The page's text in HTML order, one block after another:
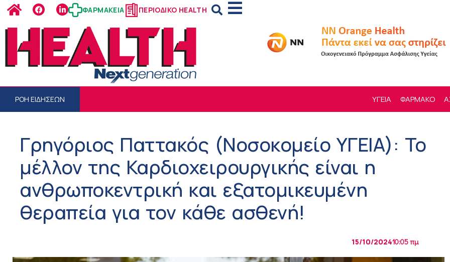
ΦΑΡΜΑΚΕΙΑ ΠΕΡΙΟΔΙΚΟ HEALTH
ΡΟΗ ΕΙΔΗΣΕΩΝ ΥΓΕΙΑ ΦΑΡΜΑΚΟ
Γρηγόριος Παττακός (Νοσοκομείο ΥΓΕΙΑ): Το
μέλλον της Καρδιοχειρουργικής είναι η
ανθρωποκεντρική και εξατομικευμένη
θεραπεία για τον κάθε ασθενή!
15/10/202410:05 πμ